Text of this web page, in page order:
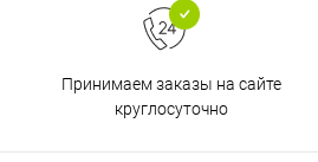
Принимаем заказы на сайте
круглосуточно